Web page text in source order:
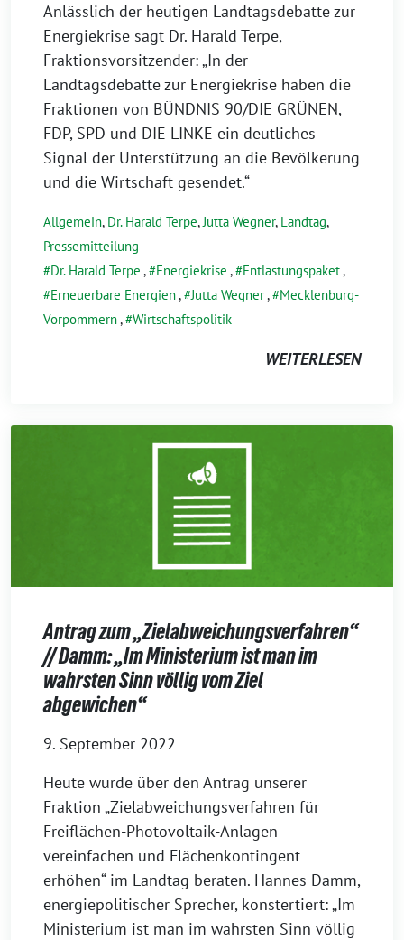
Anlässlich der heutigen Landtagsdebatte zur
Energiekrise sagt Dr. Harald Terpe,
Fraktionsvorsitzender: „In der
Landtagsdebatte zur Energiekrise haben die
Fraktionen von BÜNDNIS 90/DIE GRÜNEN,
FDP, SPD und DIE LINKE ein deutliches
Signal der Unterstützung an die Bevölkerung
und die Wirtschaft gesendet.“
Allgemein, Dr. Harald Terpe,Jutta Wegner, Landtag,
Pressemitteilung
Dr. Harald Terpe , Energiekrise , Entlastungspaket,
Erneuerbare Energien, Jutta Wegner,
Mecklenburg-
Vorpommern, Wirtschaftspolitik
WEITERLESEN
Antrag zum „Zielabweichungsverfahren“
// Damm: „Im Ministerium ist man im
wahrsten Sinn völlig vom Ziel
abgewichen“
9. September 2022
Heute wurde über den Antrag unserer
Fraktion „Zielabweichungsverfahren für
Freiflächen-Photovoltaik-Anlagen
vereinfachen und Flächenkontingent
erhöhen“ im Landtag beraten. Hannes Damm,
energiepolitischer Sprecher, konstertiert: „Im
Ministerium ist man im wahrsten Sinn völlig